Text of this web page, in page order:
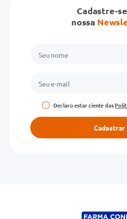
Avalie o produto de 1 a
★★★
Endereço de email
Cadastre-
nossa
Declaro estar ciente das
Cadastrar